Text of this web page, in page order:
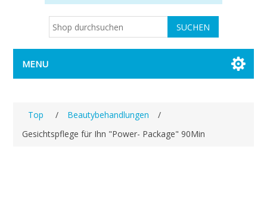
MENU
Top / Beautybehandlungen
/
Gesichtspflege für Ihn "Power- Package" 90Min